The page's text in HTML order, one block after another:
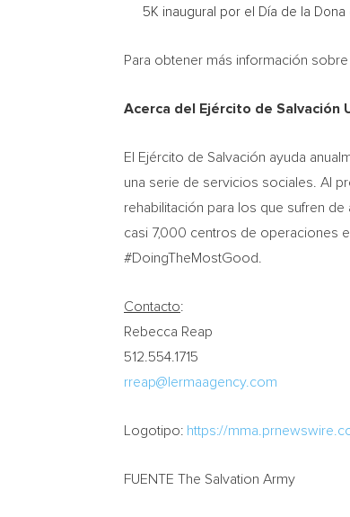
5K inaugural por el Día de la Dona
Para obtener más información
Acerca del Ejército de Salvación
El Ejército de Salvación ayuda
una serie de servicios sociales. Al
rehabilitación para los que sufren
casi 7,000 centros de operaciones
#DoingTheMostGood.
Contacto:
Rebecca Reap
512.554.1715
rreap@lermaagency.com
Logotipo: https://
FUENTE The Salvation Army